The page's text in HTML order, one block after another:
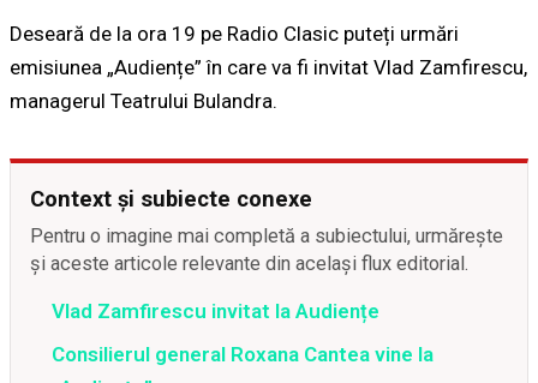
Deseară de la ora 19 pe Radio Clasic puteți urmări
emisiunea „Audiențe” în care va fi invitat Vlad Zamfirescu,
managerul Teatrului Bulandra.
Context și subiecte conexe
Pentru o imagine mai completă a subiectului, urmărește
și aceste articole relevante din același flux editorial.
Vlad Zamfirescu invitat la Audiențe
Consilierul general Roxana Cantea vine la